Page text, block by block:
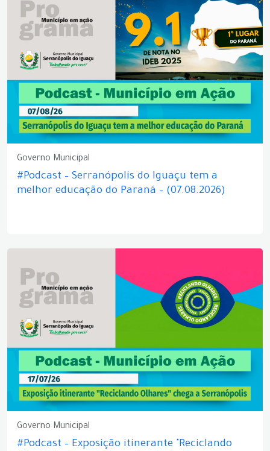
Governo Municipal
#Podcast – Serranópolis do Iguaçu tem a
melhor educação do Paraná – (07.08.2026)
Governo Municipal
#Podcast – Exposição itinerante "Reciclando